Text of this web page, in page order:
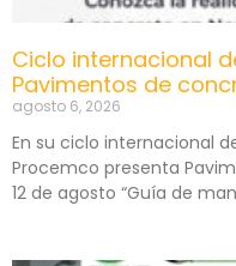
Ciclo internacional
Pavimentos de
agosto 6, 2026
En su ciclo internacional
Procemco presenta
12 de agosto “Guía de